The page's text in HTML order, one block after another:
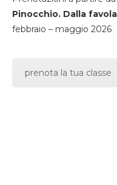
Pinocchio. Dalla
febbraio – maggio 2026
prenota la tua classe